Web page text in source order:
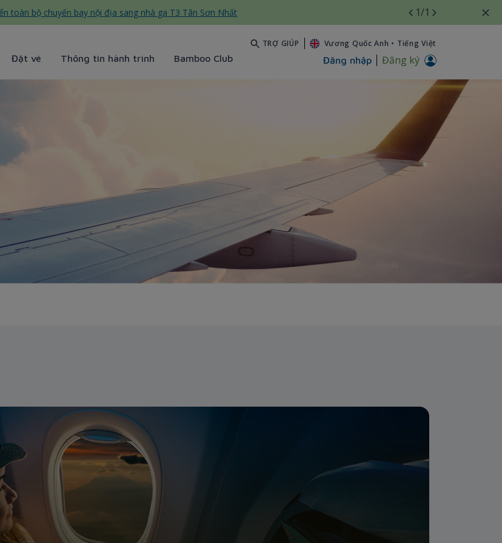
toàn bộ chuyến bay nội địa sang nhà ga T3 Tân Sơn Nhất 1/1
Đặt vé Thông tin hành trình Bamboo Club
TRỢ GIÚP Vương Quốc Anh • Tiếng Việt
Đăng nhập Đăng ký